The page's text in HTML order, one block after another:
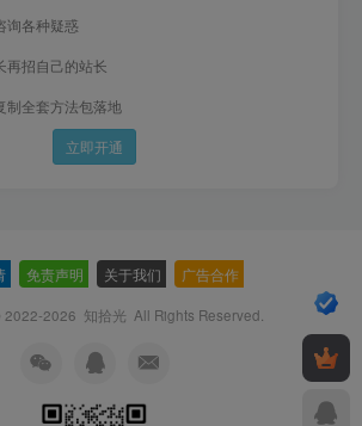
询各种疑惑
再招自己的站长
制全套方法包落地
立即开通
免责声明 关于我们 广告合作
2022-2026 知拾光 All Rights Reserved.